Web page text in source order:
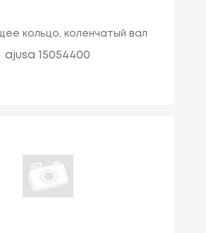
кольцо, коленчатый вал
ajusa 15054400